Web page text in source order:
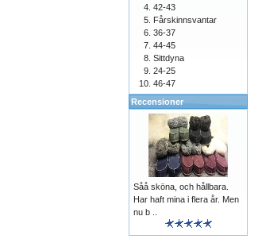
42-43
Fårskinnsvantar
36-37
44-45
Sittdyna
24-25
46-47
Recensioner
Såå sköna, och hållbara.
Har haft mina i flera år. Men
nu b ..